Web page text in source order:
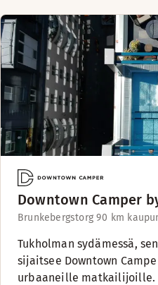
Downtown Camper
Brunkebergstorg 90 km
Tukholman sydämessä,
sijaitsee Downtown
urbaaneille matkailijoille.